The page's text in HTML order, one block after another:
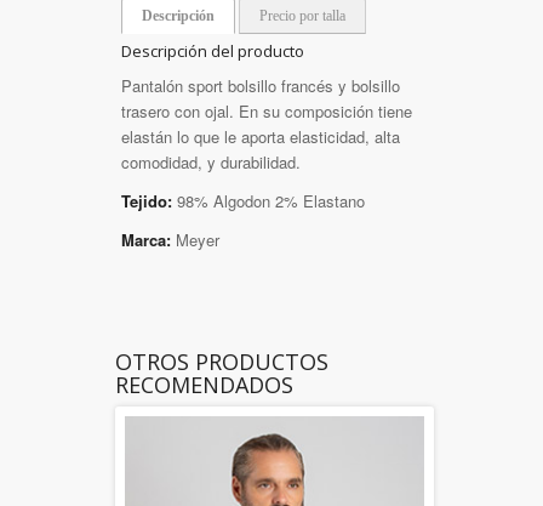
Descripción Precio por talla
Descripción del producto
Pantalón sport bolsillo francés y bolsillo
trasero con ojal. En su composición tiene
elastán lo que le aporta elasticidad, alta
comodidad, y durabilidad.
Tejido: 98% Algodon 2% Elastano
Marca: Meyer
OTROS PRODUCTOS
RECOMENDADOS